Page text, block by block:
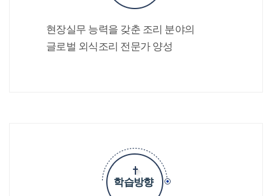
현장실무 능력을 갖춘 조리 분야의
글로벌 외식조리 전문가 양성
학습방향